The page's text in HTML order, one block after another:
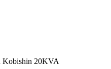
Kobishin 20KVA